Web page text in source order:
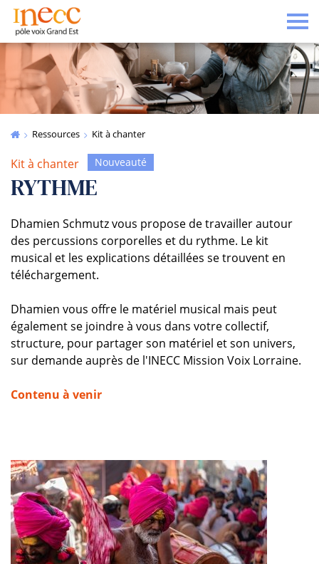
Ressources Kit à chanter
Kit à chanter Nouveauté
RYTHME
Dhamien Schmutz vous propose de travailler autour
des percussions corporelles et du rythme. Le kit
musical et les explications détaillées se trouvent en
téléchargement.
Dhamien vous offre le matériel musical mais peut
également se joindre à vous dans votre collectif,
structure, pour partager son matériel et son univers,
sur demande auprès de l'INECC Mission Voix Lorraine.
Contenu à venir